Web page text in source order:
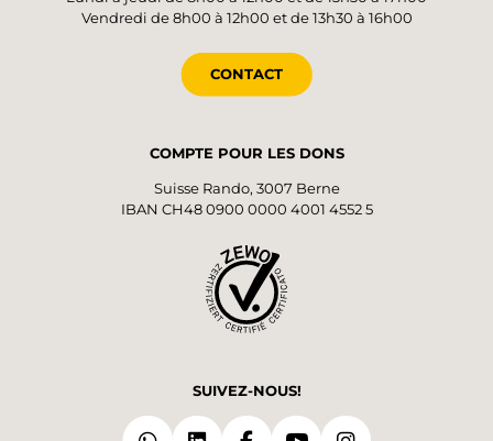
Vendredi de 8h00 à 12h00 et de 13h30 à 16h00
CONTACT
COMPTE POUR LES DONS
Suisse Rando, 3007 Berne
IBAN CH48 0900 0000 4001 4552 5
SUIVEZ-NOUS!